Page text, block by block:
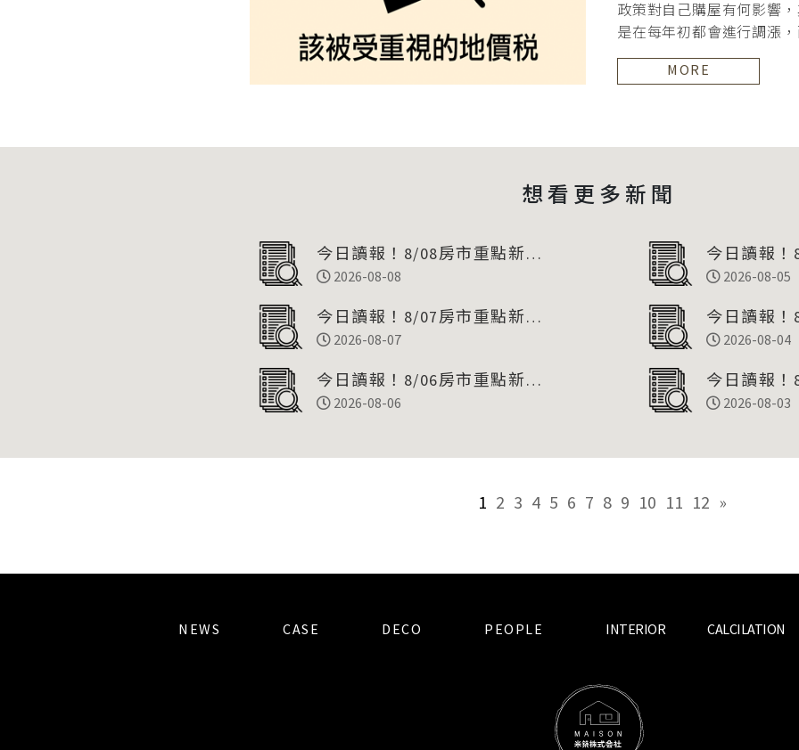
政策對自己購屋有何影響
是在每年初都會進行調漲
接近市價行情」，
MORE
想看更多新聞
今日讀報！8/08房市重點新聞
彙整2026-08-08
今日讀報！8/07房市重點新聞
彙整2026-08-07
今日讀報！8/06房市重點新聞
彙整2026-08-06
今日讀報！
彙整2026-08-05
今日讀報！
彙整2026-08-04
今日讀報！
彙整2026-08-03
1 2 3 4 5 6 7 8 9 10 11 12 »
NEWS CASE DECO PEOPLE INTERIOR CALCILATION